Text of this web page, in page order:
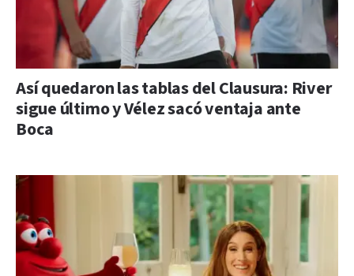
Así quedaron las tablas del Clausura: River
sigue último y Vélez sacó ventaja ante
Boca